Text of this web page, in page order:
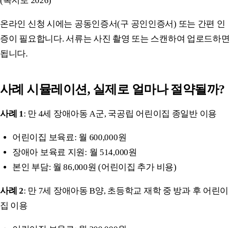
온라인 신청 시에는 공동인증서(구 공인인증서) 또는 간편 인
증이 필요합니다. 서류는 사진 촬영 또는 스캔하여 업로드하면
됩니다.
사례 시뮬레이션, 실제로 얼마나 절약될까?
사례 1 : 만 4세 장애아동 A군, 국공립 어린이집 종일반 이용
어린이집 보육료: 월 600,000원
장애아 보육료 지원: 월 514,000원
본인 부담: 월 86,000원 (어린이집 추가 비용)
사례 2: 만 7세 장애아동 B양, 초등학교 재학 중 방과 후 어린이
집 이용